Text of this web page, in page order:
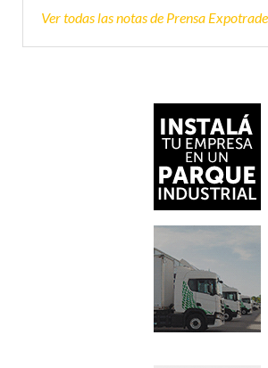
Ver todas las notas de Prensa